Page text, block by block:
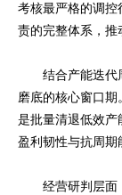
考核最严格的调控
责的完整体系，推
结合产能迭代周
磨底的核心窗口
是批量清退低效产
盈利韧性与抗周期
经营研判层面，